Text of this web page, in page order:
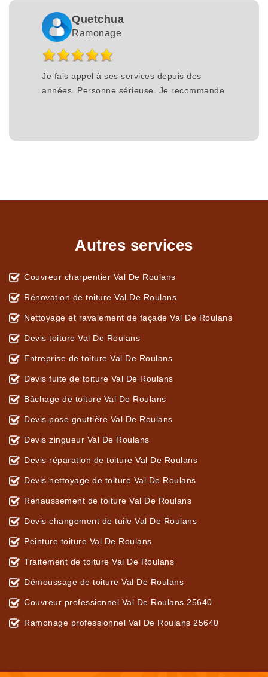
Quetchua
Ramonage
Je fais appel à ses services depuis des
années. Personne sérieuse. Je recommande
Autres services
Couvreur charpentier Val De Roulans
Rénovation de toiture Val De Roulans
Nettoyage et ravalement de façade Val De Roulans
Devis toiture Val De Roulans
Entreprise de toiture Val De Roulans
Devis fuite de toiture Val De Roulans
Bâchage de toiture Val De Roulans
Devis pose gouttière Val De Roulans
Devis zingueur Val De Roulans
Devis réparation de toiture Val De Roulans
Devis nettoyage de toiture Val De Roulans
Rehaussement de toiture Val De Roulans
Devis changement de tuile Val De Roulans
Peinture toiture Val De Roulans
Traitement de toiture Val De Roulans
Démoussage de toiture Val De Roulans
Couvreur professionnel Val De Roulans 25640
Ramonage professionnel Val De Roulans 25640